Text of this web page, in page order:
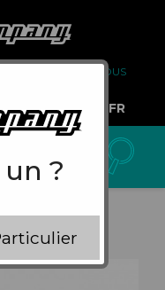
À PROPOS DE NOUS
FR
?